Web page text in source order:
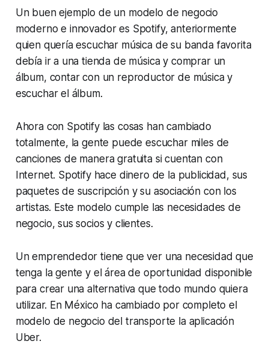
Un buen ejemplo de un modelo de negocio
moderno e innovador es Spotify, anteriormente
quien quería escuchar música de su banda favorita
debía ir a una tienda de música y comprar un
álbum, contar con un reproductor de música y
escuchar el álbum.
Ahora con Spotify las cosas han cambiado
totalmente, la gente puede escuchar miles de
canciones de manera gratuita si cuentan con
Internet. Spotify hace dinero de la publicidad, sus
paquetes de suscripción y su asociación con los
artistas. Este modelo cumple las necesidades de
negocio, sus socios y clientes.
Un emprendedor tiene que ver una necesidad que
tenga la gente y el área de oportunidad disponible
para crear una alternativa que todo mundo quiera
utilizar. En México ha cambiado por completo el
modelo de negocio del transporte la aplicación
Uber.